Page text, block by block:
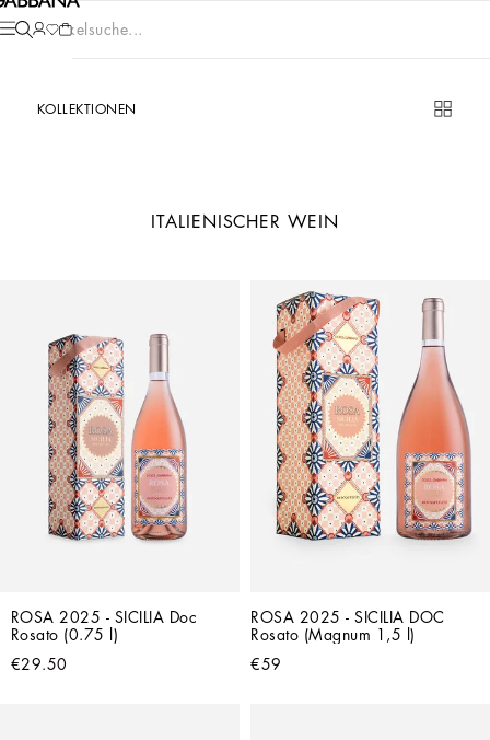
Artikelsuche...
KOLLEKTIONEN
ITALIENISCHER WEIN
ROSA 2025 - SICILIA Doc
Rosato (0.75 l)
€29.50
ROSA 2025 - SICILIA DOC
Rosato (Magnum 1,5 l)
€59